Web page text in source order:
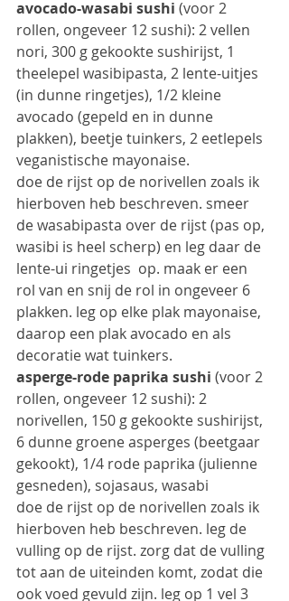
avocado-wasabi sushi (voor 2
rollen, ongeveer 12 sushi): 2 vellen
nori, 300 g gekookte sushirijst, 1
theelepel wasibipasta, 2 lente-uitjes
(in dunne ringetjes), 1/2 kleine
avocado (gepeld en in dunne
plakken), beetje tuinkers, 2 eetlepels
veganistische mayonaise.
doe de rijst op de norivellen zoals ik
hierboven heb beschreven. smeer
de wasabipasta over de rijst (pas op,
wasibi is heel scherp) en leg daar de
lente-ui ringetjes  op. maak er een
rol van en snij de rol in ongeveer 6
plakken. leg op elke plak mayonaise,
daarop een plak avocado en als
decoratie wat tuinkers.
asperge-rode paprika sushi (voor 2
rollen, ongeveer 12 sushi): 2
norivellen, 150 g gekookte sushirijst,
6 dunne groene asperges (beetgaar
gekookt), 1/4 rode paprika (julienne
gesneden), sojasaus, wasabi
doe de rijst op de norivellen zoals ik
hierboven heb beschreven. leg de
vulling op de rijst. zorg dat de vulling
tot aan de uiteinden komt, zodat die
ook voed gevuld zijn. leg op 1 vel 3